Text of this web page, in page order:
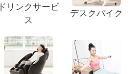
ドリンクサービ
ス
デスクバイク